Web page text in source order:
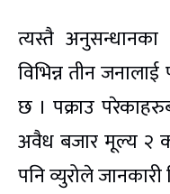
त्यस्तै
विभिन्न तीन
छ । पक्राउ
अवैध बजार मूल्य २
पनि व्युरोले